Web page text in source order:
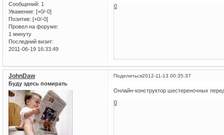
Сообщений: 1
Уважение: [+0/-0]
Позитив: [+0/-0]
Провел на форуме:
1 минуту
Последний визит:
2011-06-19 16:33:49
0
Поделиться2012-11-13 00:35:37
JohnDaw
Буду здесь помирать
Онлайн-конструктор шестереночных
0